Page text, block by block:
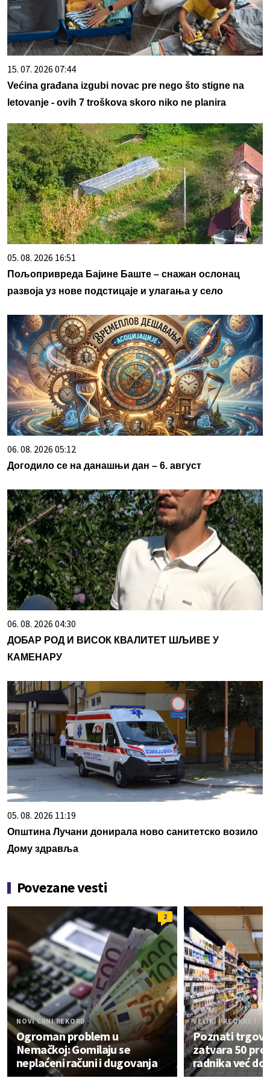
15. 07. 2026 07:44
Većina građana izgubi novac pre nego što stigne na
letovanje - ovih 7 troškova skoro niko ne planira
05. 08. 2026 16:51
Пољопривреда Бајине Баште – снажан ослонац
развоја уз нове подстицаје и улагања у село
06. 08. 2026 05:12
Догодило се на данашњи дан – 6. август
06. 08. 2026 04:30
ДОБАР РОД И ВИСОК КВАЛИТЕТ ШЉИВЕ У
КАМЕНАРУ
05. 08. 2026 11:19
Општина Лучани донирала ново санитетско возило
Дому здравља
Povezane vesti
2
NOVI CRNI REKORD
Ogroman problem u
Nemačkoj: Gomilaju se
neplaćeni računi i dugovanja
VELIKI PREOKRET
Poznati
zatvara 50
radnika već